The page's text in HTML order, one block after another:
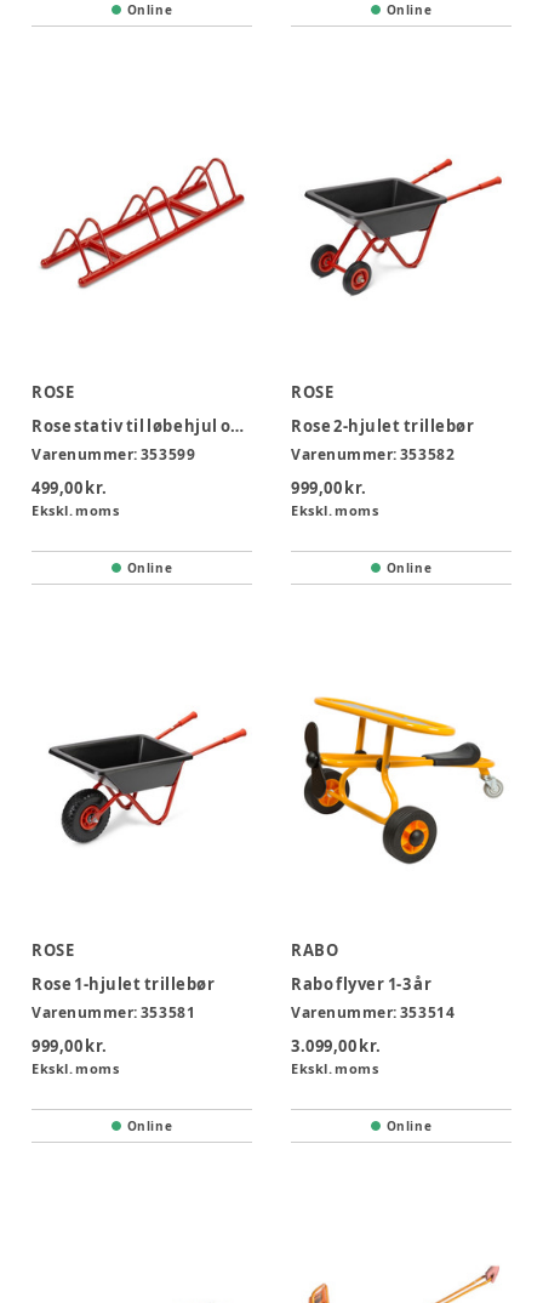
Online Online
ROSE
Rose stativ til løbehjul og 2-hjulet cykler
Varenummer:353599
499,00 kr.
Ekskl. moms
Online
ROSE
Rose 2-hjulet trillebør
Varenummer:353582
999,00 kr.
Ekskl. moms
Online
ROSE
Rose 1-hjulet trillebør
Varenummer:353581
999,00 kr.
Ekskl. moms
Online
RABO
Rabo flyver 1-3 år
Varenummer:353514
3.099,00 kr.
Ekskl. moms
Online